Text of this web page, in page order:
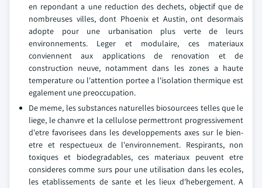
en repondant a une reduction des dechets, objectif que de
nombreuses villes, dont Phoenix et Austin, ont desormais
adopte pour une urbanisation plus verte de leurs
environnements. Leger et modulaire, ces materiaux
conviennent aux applications de renovation et de
construction neuve, notamment dans les zones a haute
temperature ou l'attention portee a l'isolation thermique est
egalement une preoccupation.
De meme, les substances naturelles biosourcees telles que le
liege, le chanvre et la cellulose permettront progressivement
d'etre favorisees dans les developpements axes sur le bien-
etre et respectueux de l'environnement. Respirants, non
toxiques et biodegradables, ces materiaux peuvent etre
consideres comme surs pour une utilisation dans les ecoles,
les etablissements de sante et les lieux d'hebergement. A